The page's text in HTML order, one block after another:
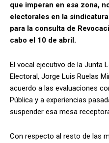
que imperan en esa zona,
electorales en la
para la consulta de
cabo el 10 de abril.
El vocal ejecutivo de la Junta
Electoral, Jorge Luis Ruelas
acuerdo a las evaluaciones
Pública y a experiencias
suspender esa mesa
Con respecto al resto de las